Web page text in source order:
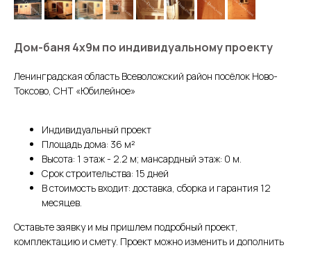
Дом-баня 4х9м по индивидуальному проекту
Ленинградская область Всеволожский район посёлок Ново-
Токсово, СНТ «Юбилейное»
Индивидуальный проект
Площадь дома: 36 м²
Высота: 1 этаж - 2.2 м; мансардный этаж: 0 м.
Срок строительства: 15 дней
В стоимость входит: доставка, сборка и гарантия 12
месяцев.
Оставьте заявку и мы пришлем подробный проект,
комплектацию и смету. Проект можно изменить и дополнить